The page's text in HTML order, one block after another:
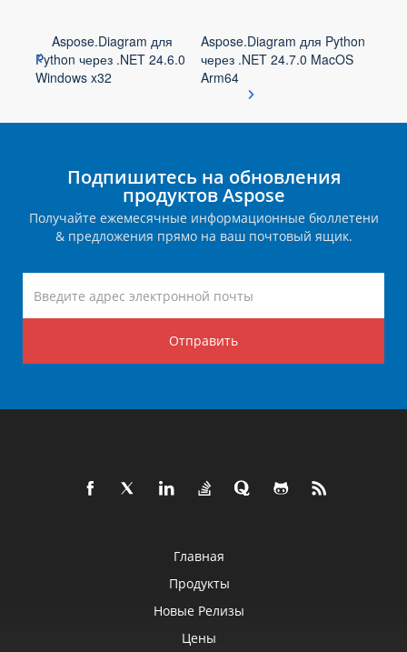
Aspose.Diagram для
Python через .NET 24.6.0
Windows x32
Aspose.Diagram для Python
через .NET 24.7.0 MacOS
Arm64
Подпишитесь на обновления
продуктов Aspose
Получайте ежемесячные информационные бюллетени
& предложения прямо на ваш почтовый ящик.
Отправить
Главная
Продукты
Новые Релизы
Цены